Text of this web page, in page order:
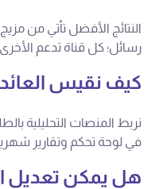
رسائل؛ كل قناة تدعم
كيف نقيس
نربط المنصات التحليلية
في لوحة تحكم وتقارير
هل يمكن تعديل